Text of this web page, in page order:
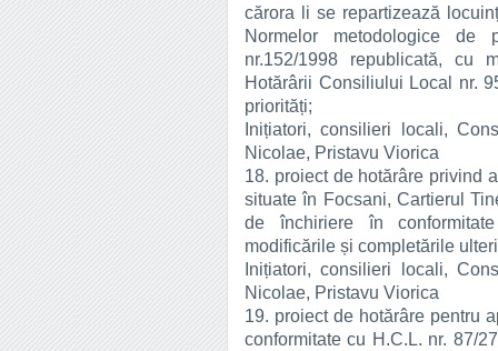
cărora li se repartizează
Normelor metodologice
nr.152/1998 republicată, cu
Hotărârii Consiliului Local nr.
priorități;
Inițiatori, consilieri locali,
Nicolae, Pristavu Viorica
18. proiect de hotărâre privind
situate în Focsani, Cartierul
de închiriere în
modificările și completările
Inițiatori, consilieri locali,
Nicolae, Pristavu Viorica
19. proiect de hotărâre pentru
conformitate cu H.C.L. nr. 87/